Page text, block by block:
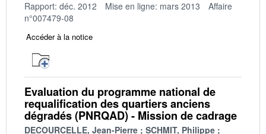
Rapport: déc. 2012 Mise en ligne: mars 2013
Affaire
n°007479-08
Accéder à la notice
Evaluation du programme national de
requalification des quartiers anciens
dégradés (PNRQAD) - Mission de cadrage
DECOURCELLE, Jean-Pierre SCHMIT, Philippe